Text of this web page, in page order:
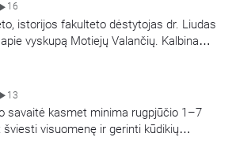
16
istorijos fakulteto dėstytojas dr. Liudas
vyskupą Motiejų Valančių. Kalbina
13
savaitė kasmet minima rugpjūčio 1–7
visuomenę ir gerinti kūdikių
Akušerė, tėvystės